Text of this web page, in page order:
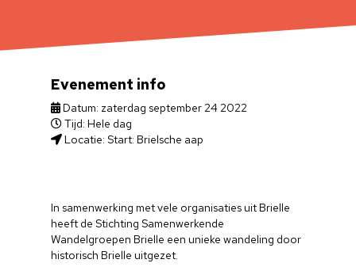
In samenwerking met vele organisaties uit Brielle
heeft de Stichting Samenwerkende
Wandelgroepen Brielle een unieke wandeling door
historisch Brielle uitgezet.
Evenement info
Datum: zaterdag september 24 2022
Tijd: Hele dag
Locatie: Start: Brielsche aap